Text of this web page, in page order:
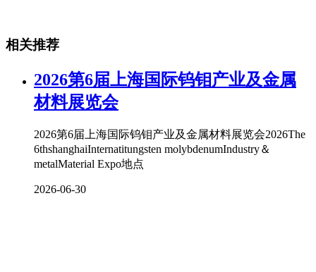
相关推荐
2026第6届上海国际钨钼产业及金属
材料展览会
2026第6届上海国际钨钼产业及金属材料展览会2026The
6thshanghaiInternatitungsten molybdenumIndustry＆
metalMaterial Expo地点
2026-06-30